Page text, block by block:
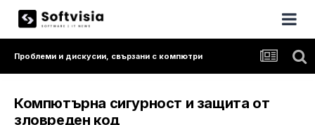
Проблеми и дискусии, свързани с компютри
Компютърна сигурност и защита от
зловреден код